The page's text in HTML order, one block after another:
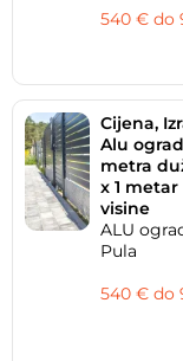
540 € do
Cijena,
Alu
metra
x 1 metar
visine
ALU
Pula
540 € do